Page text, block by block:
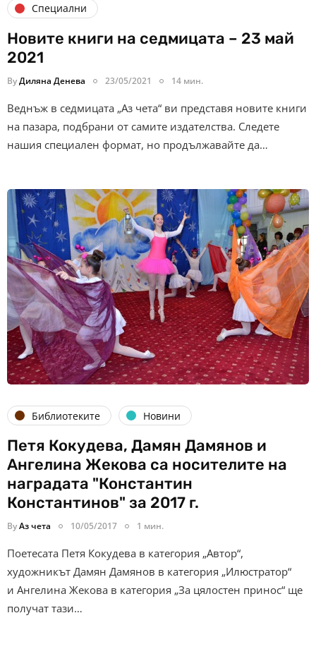
Специални
Новите книги на седмицата – 23 май
2021
ByДиляна Денева 23/05/2021 14 мин.
Веднъж в седмицата „Аз чета“ ви представя новите книги
на пазара, подбрани от самите издателства. Следете
нашия специален формат, но продължавайте да…
Библиотеките Новини
Петя Кокудева, Дамян Дамянов и
Ангелина Жекова са носителите на
наградата "Константин
Константинов" за 2017 г.
ByАз чета 10/05/2017 1 мин.
Поетесата Петя Кокудева в категория „Автор“,
художникът Дамян Дамянов в категория „Илюстратор“
и Ангелина Жекова в категория „За цялостен принос“ ще
получат тази…